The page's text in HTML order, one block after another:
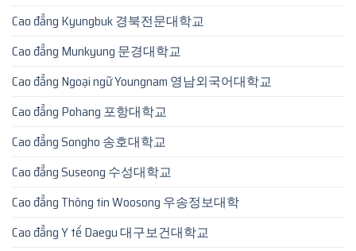
Cao đẳng Kyungbuk 경북전문대학교
Cao đẳng Munkyung 문경대학교
Cao đẳng Ngoại ngữ Youngnam 영남외국어대학교
Cao đẳng Pohang 포항대학교
Cao đẳng Songho 송호대학교
Cao đẳng Suseong 수성대학교
Cao đẳng Thông tin Woosong 우송정보대학
Cao đẳng Y tế Daegu 대구보건대학교